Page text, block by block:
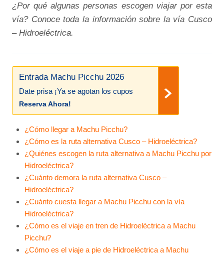
¿Por qué algunas personas escogen viajar por esta
vía? Conoce toda la información sobre la vía Cusco
– Hidroeléctrica.
Entrada Machu Picchu 2026
Date prisa ¡Ya se agotan los cupos
Reserva Ahora!
¿Cómo llegar a Machu Picchu?
¿Cómo es la ruta alternativa Cusco – Hidroeléctrica?
¿Quiénes escogen la ruta alternativa a Machu Picchu por
Hidroeléctrica?
¿Cuánto demora la ruta alternativa Cusco –
Hidroeléctrica?
¿Cuánto cuesta llegar a Machu Picchu con la vía
Hidroeléctrica?
¿Cómo es el viaje en tren de Hidroeléctrica a Machu
Picchu?
¿Cómo es el viaje a pie de Hidroeléctrica a Machu